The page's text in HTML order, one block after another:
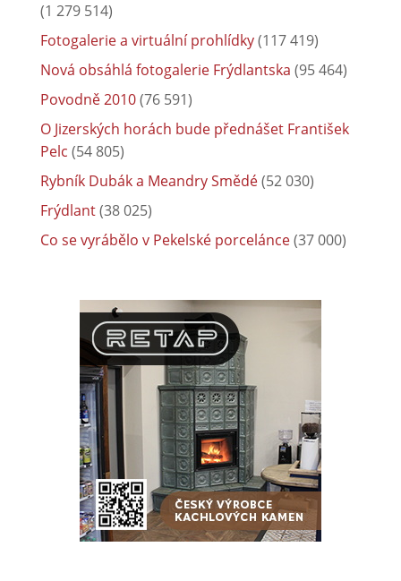
(1 279 514)
Fotogalerie a virtuální prohlídky(117 419)
Nová obsáhlá fotogalerie Frýdlantska (95 464)
Povodně 2010(76 591)
O Jizerských horách bude přednášet František
Pelc (54 805)
Rybník Dubák a Meandry Smědé(52 030)
Frýdlant(38 025)
Co se vyrábělo v Pekelské porcelánce(37 000)